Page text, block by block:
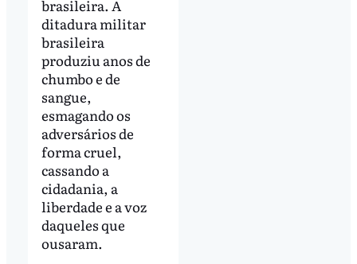
brasileira. A
ditadura militar
brasileira
produziu anos de
chumbo e de
sangue,
esmagando os
adversários de
forma cruel,
cassando a
cidadania, a
liberdade e a voz
daqueles que
ousaram.